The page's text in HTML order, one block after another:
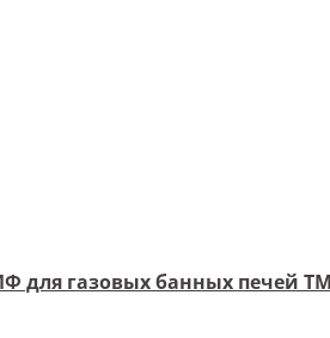
для газовых банных печей